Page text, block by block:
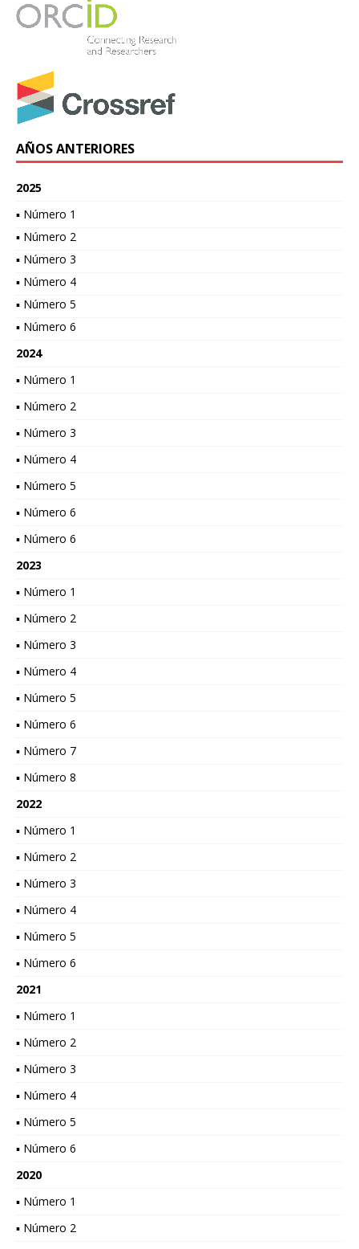
AÑOS ANTERIORES
2025
▪ Número 1
▪ Número 2
▪ Número 3
▪ Número 4
▪ Número 5
▪ Número 6
2024
▪ Número 1
▪ Número 2
▪ Número 3
▪ Número 4
▪ Número 5
▪ Número 6
▪ Número 6
2023
▪ Número 1
▪ Número 2
▪ Número 3
▪ Número 4
▪ Número 5
▪ Número 6
▪ Número 7
▪ Número 8
2022
▪ Número 1
▪ Número 2
▪ Número 3
▪ Número 4
▪ Número 5
▪ Número 6
2021
▪ Número 1
▪ Número 2
▪ Número 3
▪ Número 4
▪ Número 5
▪ Número 6
2020
▪ Número 1
▪ Número 2